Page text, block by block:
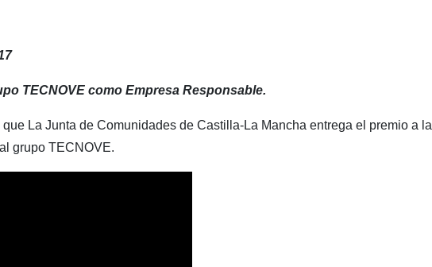
TECNOVE como Empresa Responsable.
La Junta de Comunidades de Castilla-La Mancha entrega el premio a la
grupo TECNOVE.